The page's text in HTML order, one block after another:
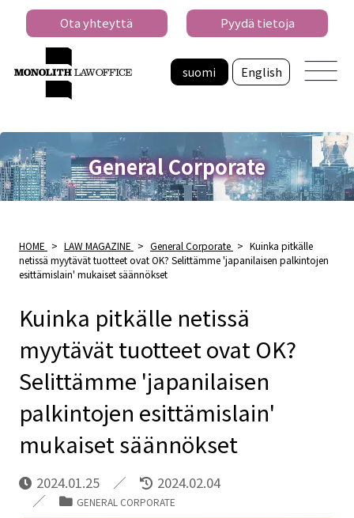
suomi English
Ota yhteyttä Pyydä tietoja
General Corporate
HOME > LAW MAGAZINE > General Corporate > Kuinka pitkälle
netissä myytävät tuotteet ovat OK? Selittämme 'japanilaisen palkintojen
esittämislain' mukaiset säännökset
Kuinka pitkälle netissä
myytävät tuotteet ovat OK?
Selittämme 'japanilaisen
palkintojen esittämislain'
mukaiset säännökset
2024.01.25 2024.02.04
GENERAL CORPORATE